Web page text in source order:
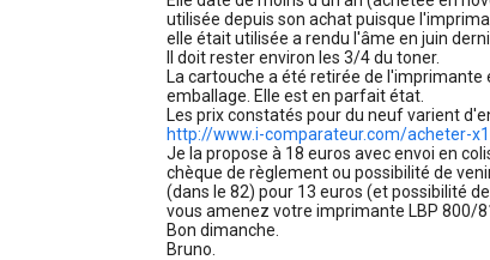
utilisée depuis son achat puisque
elle était utilisée a rendu l'âme en juin
Il doit rester environ les 3/4 du toner.
La cartouche a été retirée de l'imprimante
emballage. Elle est en parfait état.
Les prix constatés pour du neuf varient
http://www.i-comparateur.com/acheter-
Je la propose à 18 euros avec envoi en
chèque de règlement ou possibilité de
(dans le 82) pour 13 euros (et possibilité
vous amenez votre imprimante LBP 800/
Bon dimanche.
Bruno.